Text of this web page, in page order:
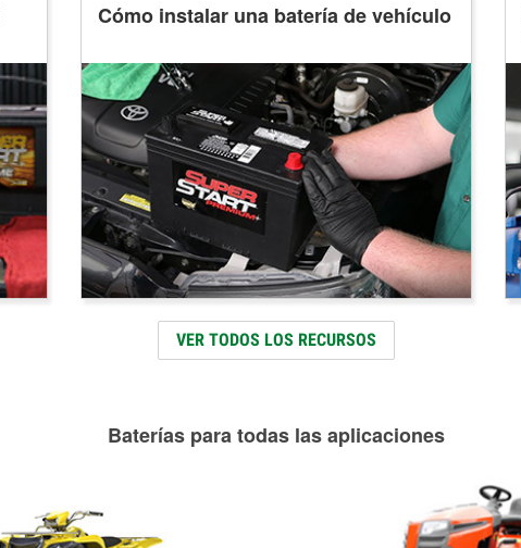
Cómo instalar una batería de vehículo
VER TODOS LOS RECURSOS
Baterías para todas las aplicaciones